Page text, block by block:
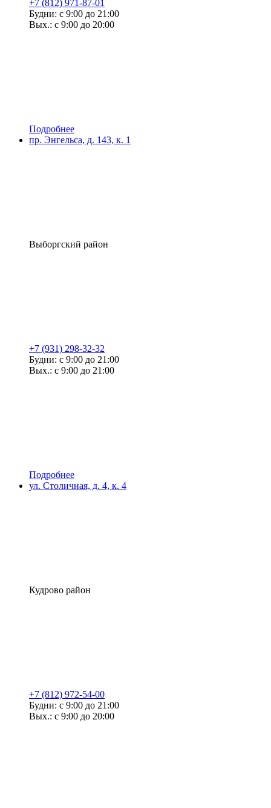
+7 (812) 971-87-01
Будни: с 9:00 до 21:00
Вых.: с 9:00 до 20:00
Подробнее
пр. Энгельса, д. 143, к. 1
Выборгский район
+7 (931) 298-32-32
Будни: с 9:00 до 21:00
Вых.: с 9:00 до 21:00
Подробнее
ул. Столичная, д. 4, к. 4
Кудрово район
+7 (812) 972-54-00
Будни: с 9:00 до 21:00
Вых.: с 9:00 до 20:00